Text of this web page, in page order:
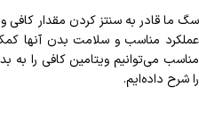
سگ ما قادر به سنتز کردن مقدار کافی
عملکرد مناسب و سلامت بدن آنها
مناسب می‌توانیم ویتامین کافی را به
را شرح داده‌ایم.